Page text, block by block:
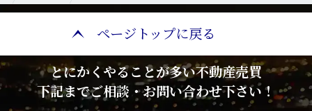
ページトップに戻る
とにかくやることが多い不動産売買
下記までご相談・お問い合わせ下さい！